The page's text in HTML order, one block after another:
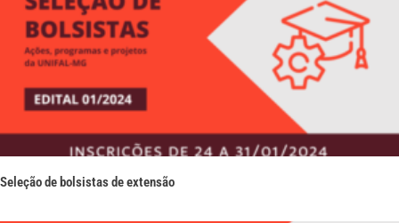
Seleção de bolsistas de extensão